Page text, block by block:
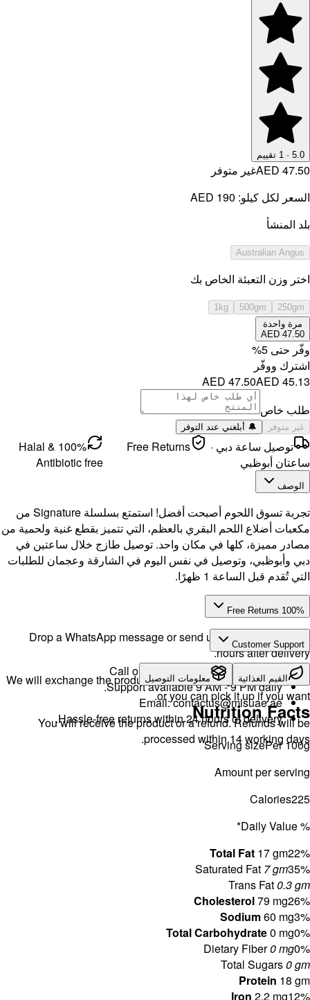
100% Halal &
تجربة تسوق اللحوم أصبحت أفضل! استمتع بسلسلة Signature من
ولحمية من
في
للطلبات
Drop
We will
You